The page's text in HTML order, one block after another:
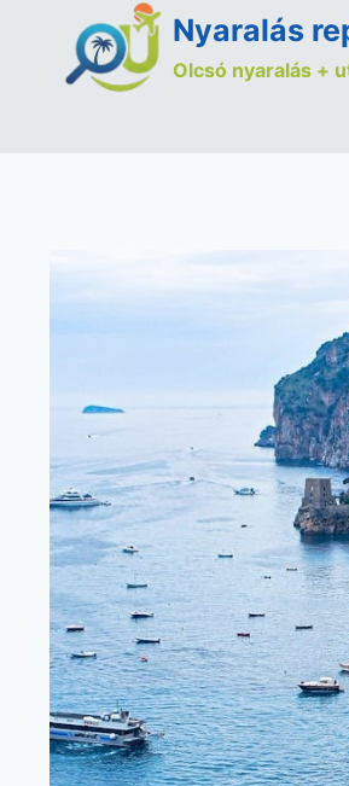
Nyaralás
Olcsó nyaralás +